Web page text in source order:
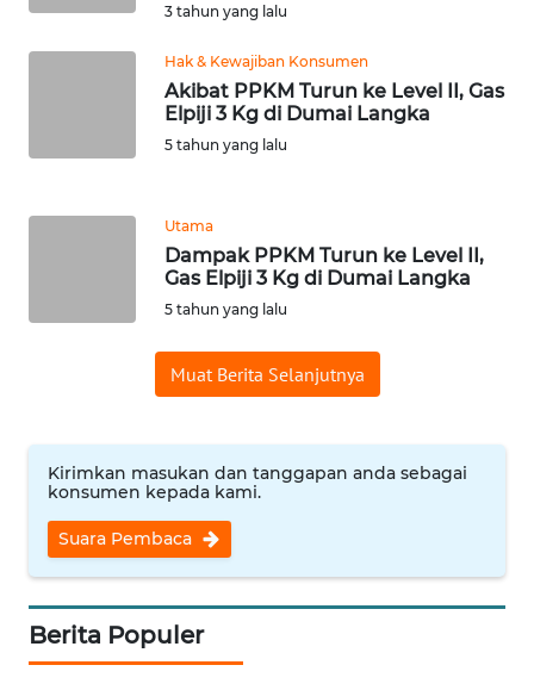
3 tahun yang lalu
Hak & Kewajiban Konsumen
Akibat PPKM Turun ke Level II, Gas
Elpiji 3 Kg di Dumai Langka
5 tahun yang lalu
Utama
Dampak PPKM Turun ke Level II,
Gas Elpiji 3 Kg di Dumai Langka
5 tahun yang lalu
Muat Berita Selanjutnya
Kirimkan masukan dan tanggapan anda sebagai
konsumen kepada kami.
Suara Pembaca
Berita Populer
REDAKSI
JAKARTA
WN
JABAR
WN
BANTEN